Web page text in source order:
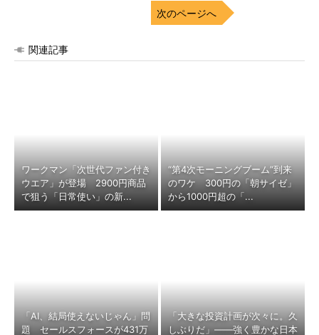
次のページへ
関連記事
ワークマン「次世代ファン付き
ウエア」が登場 2900円商品
で狙う「日常使い」の新...
“第4次モーニングブーム”到来
のワケ 300円の「朝サイゼ」
から1000円超の「...
「AI、結局使えないじゃん」問
題 セールスフォースが431万
「大きな投資計画が次々に。久
しぶりだ」――強く豊かな日本